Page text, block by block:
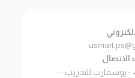
- يوسمارت للتدريب -